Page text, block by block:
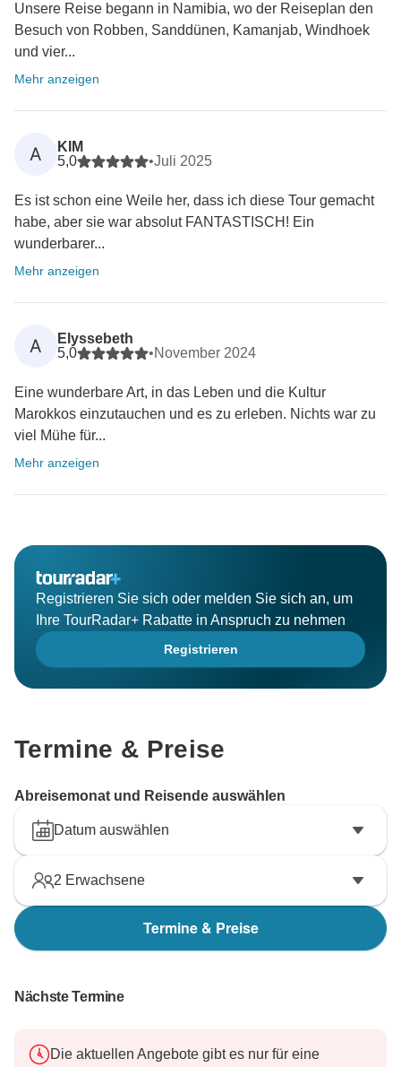
Unsere Reise begann in Namibia, wo der Reiseplan den
Besuch von Robben, Sanddünen, Kamanjab, Windhoek
und vier...
Mehr anzeigen
A
KIM
5,0
•Juli 2025
Es ist schon eine Weile her, dass ich diese Tour gemacht
habe, aber sie war absolut FANTASTISCH! Ein
wunderbarer...
Mehr anzeigen
A
Elyssebeth
5,0
•November 2024
Eine wunderbare Art, in das Leben und die Kultur
Marokkos einzutauchen und es zu erleben. Nichts war zu
viel Mühe für...
Mehr anzeigen
Registrieren Sie sich oder melden Sie sich an, um
Ihre TourRadar+ Rabatte in Anspruch zu nehmen
Registrieren
Termine & Preise
Abreisemonat und Reisende auswählen
Datum auswählen
2 Erwachsene
Termine & Preise
Nächste Termine
Die aktuellen Angebote gibt es nur für eine